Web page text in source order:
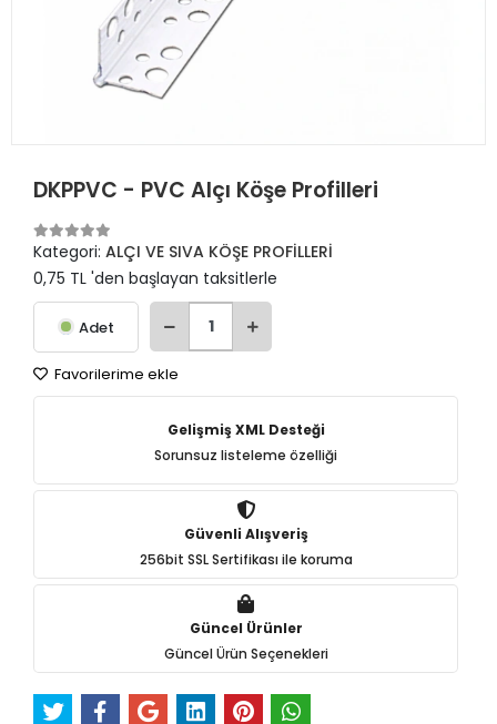
DKPPVC - PVC Alçı Köşe Profilleri
Kategori: ALÇI VE SIVA KÖŞE PROFİLLERİ
0,75 TL 'den başlayan taksitlerle
Adet
Favorilerime ekle
Gelişmiş XML Desteği
Sorunsuz listeleme özelliği
Güvenli Alışveriş
256bit SSL Sertifikası ile koruma
Güncel Ürünler
Güncel Ürün Seçenekleri